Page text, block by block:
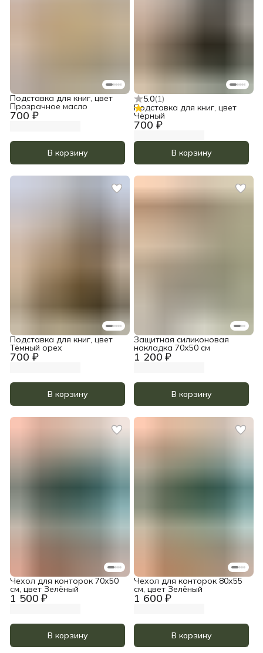
700 ₽
Подставка для книг, цвет
Прозрачное масло
В корзину
5.0(1)
700 ₽
Подставка для книг, цвет
Чёрный
В корзину
700 ₽
Подставка для книг, цвет
Тёмный орех
В корзину
1 200 ₽
Защитная силиконовая
накладка 70х50 см
В корзину
1 500 ₽
Чехол для конторок 70х50
см, цвет Зелёный
В корзину
1 600 ₽
Чехол для конторок 80х55
см, цвет Зелёный
В корзину